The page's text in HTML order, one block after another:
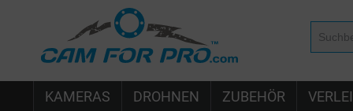
KAMERAS DROHNEN ZUBEHÖR